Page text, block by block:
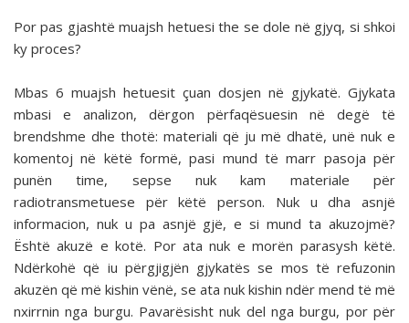
Por pas gjashtë muajsh hetuesi the se dole në gjyq, si shkoi
ky proces?
Mbas 6 muajsh hetuesit çuan dosjen në gjykatë. Gjykata
mbasi e analizon, dërgon përfaqësuesin në degë të
brendshme dhe thotë: materiali që ju më dhatë, unë nuk e
komentoj në këtë formë, pasi mund të marr pasoja për
punën time, sepse nuk kam materiale për
radiotransmetuese për këtë person. Nuk u dha asnjë
informacion, nuk u pa asnjë gjë, e si mund ta akuzojmë?
Është akuzë e kotë. Por ata nuk e morën parasysh këtë.
Ndërkohë që iu përgjigjën gjykatës se mos të refuzonin
akuzën që më kishin vënë, se ata nuk kishin ndër mend të më
nxirrnin nga burgu. Pavarësisht nuk del nga burgu, por për